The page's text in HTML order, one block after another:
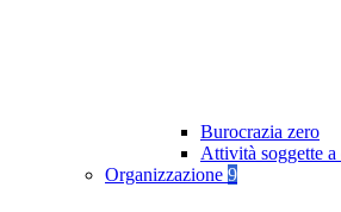
Burocrazia zero
Attività soggette
Organizzazione 9